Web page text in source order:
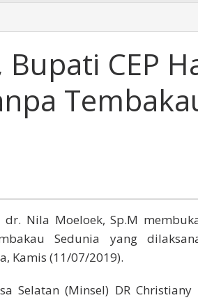
CEP
dr. Nila Moeloek, Sp.M
Sedunia yang
Kamis (11/07/2019).
Selatan (Minsel) DR Christiany